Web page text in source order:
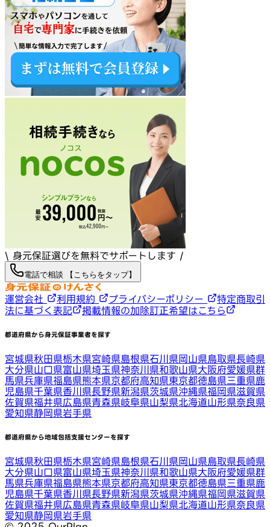
\ 身元保証選びを無料でサポートします /
電話で相談 【こちらをタップ】
運営会社 利用規約 プライバシーポリシー
特定商取引
法に基づく表記
掲載情報の加除訂正希望はこちら
都道府県から身元保証事業者を探す
宮城県秋田県栃木県宮崎県島根県石川県岡山県鳥取県長崎県
大分県山口県富山県埼玉県神奈川県和歌山県大阪府愛媛県群
馬県兵庫県福島県熊本県京都府高知県東京都徳島県三重県鹿
児島県千葉県香川県長野県新潟県茨城県沖縄県福岡県滋賀県
佐賀県福井県広島県青森県岐阜県山梨県北海道山形県奈良県
愛知県静岡県岩手県
都道府県から地域包括支援センターを探す
宮城県秋田県栃木県宮崎県島根県石川県岡山県鳥取県長崎県
大分県山口県富山県埼玉県神奈川県和歌山県大阪府愛媛県群
馬県兵庫県福島県熊本県京都府高知県東京都徳島県三重県鹿
児島県千葉県香川県長野県新潟県茨城県沖縄県福岡県滋賀県
佐賀県福井県広島県青森県岐阜県山梨県北海道山形県奈良県
愛知県静岡県岩手県